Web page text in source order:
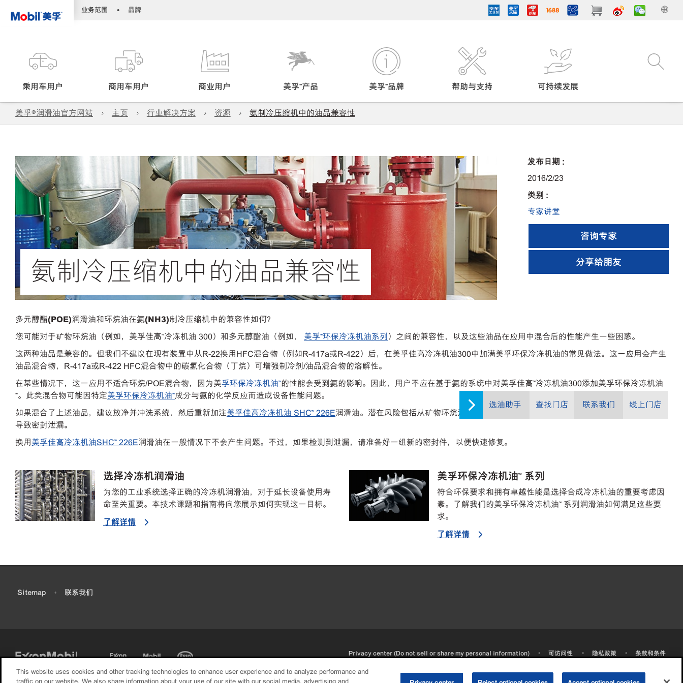
业务范围 • 品牌
乘用车用户 商用车用户 商业用户 美孚™产品 美孚™品牌 帮助与支持 可持续发展
美孚®润滑油官方网站 主页 行业解决方案 资源 氨制冷压缩机中的油品兼容性
选油助手 查找门店 联系我们 线上门店
氨制冷压缩机中的油品兼容性
发布日期 :
2016/2/23
类别 :
专家讲堂
咨询专家
分享给朋友
多元醇酯(POE)润滑油和环烷油在氨(NH3)制冷压缩机中的兼容性如何？
您可能对于矿物环烷油（例如，美孚佳高™冷冻机油 300）和多元醇酯油（例如， 美孚™环保冷冻机油系列 ）之间的兼容性，以及这些油品在应用中混合后的性能产生一些困惑。
这两种油品是兼容的。但我们不建议在现有装置中从R-22换用HFC混合物（例如R-417a或R-422）后，在美孚佳高冷冻机油300中加满美孚环保冷冻机油的常见做法。这一应用会产生
油品混合物，R-417a或R-422 HFC混合物中的碳氢化合物（丁烷）可增强制冷剂/油品混合物的溶解性。
在某些情况下，这一应用不适合环烷/POE混合物，因为美孚环保冷冻机油™的性能会受到氨的影响。因此，用户不应在基于氨的系统中对美孚佳高™冷冻机油300添加美孚环保冷冻机油
™。此类混合物可能因特定美孚环保冷冻机油™成分与氨的化学反应而造成设备性能问题。
如果混合了上述油品，建议放净并冲洗系统，然后重新加注美孚佳高冷冻机油 SHC™ 226E润滑油。潜在风险包括从矿物环烷油换为基于PAO的润滑油造成现有密封件轻微收缩，进而
导致密封泄漏。
换用美孚佳高冷冻机油SHC™ 226E润滑油在一般情况下不会产生问题。不过，如果检测到泄漏，请准备好一组新的密封件，以便快速修复。
选择冷冻机润滑油
为您的工业系统选择正确的冷冻机润滑油，对于延长设备使用寿
命至关重要。本技术课题和指南将向您展示如何实现这一目标。
了解详情
美孚环保冷冻机油™ 系列
符合环保要求和拥有卓越性能是选择合成冷冻机油的重要考虑因
素。了解我们的美孚环保冷冻机油™ 系列润滑油如何满足这些要
求。
了解详情
Sitemap • 联系我们
Privacy center (Do not sell or share my personal information) • 可访问性 • 隐私政策 •
条款和条件
This website uses cookies and other tracking technologies to enhance user experience and to analyze performance and
traffic on our website. We also share information about your use of our site with our social media, advertising and